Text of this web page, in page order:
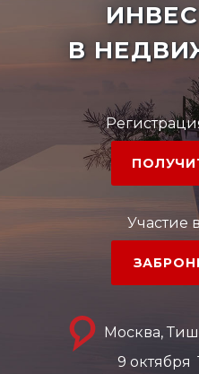
В
Участие
Москва,
9 октября